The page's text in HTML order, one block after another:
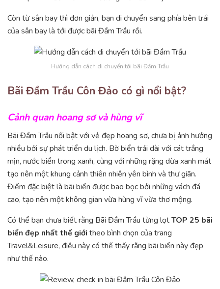
Còn từ sân bay thì đơn giản, bạn di chuyển sang phía bên trái
của sân bay là tới được bãi Đầm Trầu rồi.
Hướng dẫn cách di chuyển tới bãi Đầm Trầu
Bãi Đầm Trầu Côn Đảo có gì nổi bật?
Cảnh quan hoang sơ và hùng vĩ
Bãi Đầm Trầu nổi bật với vẻ đẹp hoang sơ, chưa bị ảnh hưởng
nhiều bởi sự phát triển du lịch. Bờ biển trải dài với cát trắng
mịn, nước biển trong xanh, cùng với những rặng dừa xanh mát
tạo nên một khung cảnh thiên nhiên yên bình và thư giãn.
Điểm đặc biệt là bãi biển được bao bọc bởi những vách đá
cao, tạo nên một không gian vừa hùng vĩ vừa thơ mộng.
Có thể bạn chưa biết rằng Bãi Đầm Trầu từng lọtTOP 25 bãi
biển đẹp nhất thế giới theo bình chọn của trang
Travel&Leisure, điều này có thể thấy rằng bãi biển này đẹp
như thế nào.